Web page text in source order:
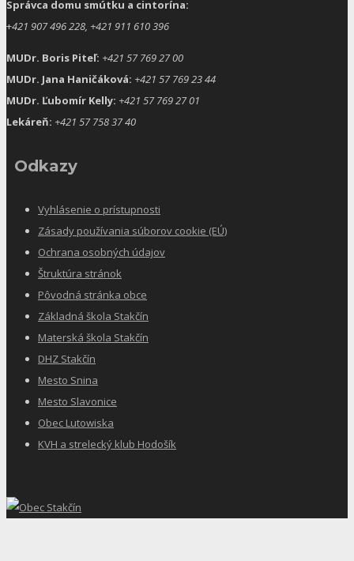
Správca domu smútku a cintorína:
+421 907 496 228, +421 911 610 396
MUDr. Boris Piteľ: +421 57 769 27 00
MUDr. Jana Haničáková: +421 57 769 23 44
MUDr. Ľubomír Kelly: +421 57 769 27 01
Lekáreň: +421 57 758 37 40
Odkazy
Vyhlásenie o prístupnosti
Zásady používania súborov cookie (EÚ)
Ochrana osobných údajov
Štruktúra stránok
Pôvodná stránka obce
Základná škola Stakčín
Materská škola Stakčín
DHZ Stakčín
Mesto Snina
Mesto Slavonice
Obec Lutowiska
KVH a strelecký klub Hodošík